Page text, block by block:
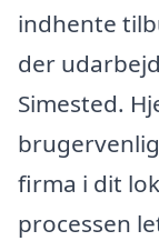
indhente
der
Simested.
firma i dit
processen